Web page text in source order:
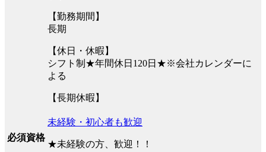
【勤務期間】
長期
【休日・休暇】
シフト制★年間休日120日★※会社カレンダーに
よる
【長期休暇】
必須資格
未経験・初心者も歓迎
★未経験の方、歓迎！！